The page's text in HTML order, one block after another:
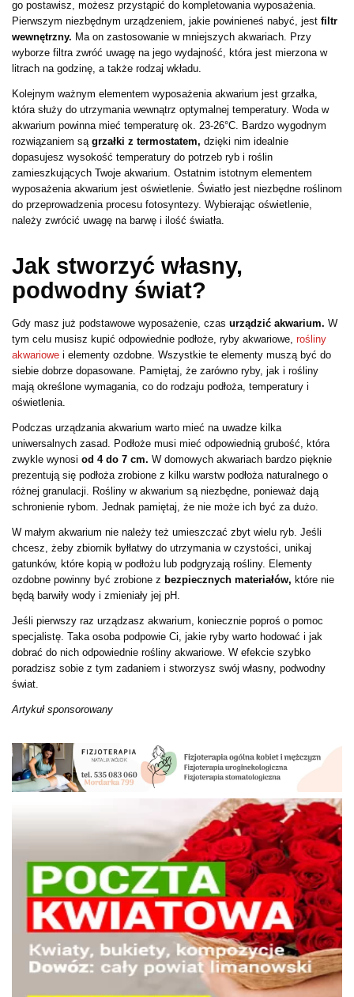
go postawisz, możesz przystąpić do kompletowania wyposażenia.
Pierwszym niezbędnym urządzeniem, jakie powinieneś nabyć, jest filtr
wewnętrzny. Ma on zastosowanie w mniejszych akwariach. Przy
wyborze filtra zwróć uwagę na jego wydajność, która jest mierzona w
litrach na godzinę, a także rodzaj wkładu.
Kolejnym ważnym elementem wyposażenia akwarium jest grzałka,
która służy do utrzymania wewnątrz optymalnej temperatury. Woda w
akwarium powinna mieć temperaturę ok. 23-26°C. Bardzo wygodnym
rozwiązaniem są grzałki z termostatem, dzięki nim idealnie
dopasujesz wysokość temperatury do potrzeb ryb i roślin
zamieszkujących Twoje akwarium. Ostatnim istotnym elementem
wyposażenia akwarium jest oświetlenie. Światło jest niezbędne roślinom
do przeprowadzenia procesu fotosyntezy. Wybierając oświetlenie,
należy zwrócić uwagę na barwę i ilość światła.
Jak stworzyć własny,
podwodny świat?
Gdy masz już podstawowe wyposażenie, czas urządzić akwarium. W
tym celu musisz kupić odpowiednie podłoże, ryby akwariowe, rośliny
akwariowe i elementy ozdobne. Wszystkie te elementy muszą być do
siebie dobrze dopasowane. Pamiętaj, że zarówno ryby, jak i rośliny
mają określone wymagania, co do rodzaju podłoża, temperatury i
oświetlenia.
Podczas urządzania akwarium warto mieć na uwadze kilka
uniwersalnych zasad. Podłoże musi mieć odpowiednią grubość, która
zwykle wynosi od 4 do 7 cm. W domowych akwariach bardzo pięknie
prezentują się podłoża zrobione z kilku warstw podłoża naturalnego o
różnej granulacji. Rośliny w akwarium są niezbędne, ponieważ dają
schronienie rybom. Jednak pamiętaj, że nie może ich być za dużo.
W małym akwarium nie należy też umieszczać zbyt wielu ryb. Jeśli
chcesz, żeby zbiornik byłłatwy do utrzymania w czystości, unikaj
gatunków, które kopią w podłożu lub podgryzają rośliny. Elementy
ozdobne powinny być zrobione z bezpiecznych materiałów, które nie
będą barwiły wody i zmieniały jej pH.
Jeśli pierwszy raz urządzasz akwarium, koniecznie poproś o pomoc
specjalistę. Taka osoba podpowie Ci, jakie ryby warto hodować i jak
dobrać do nich odpowiednie rośliny akwariowe. W efekcie szybko
poradzisz sobie z tym zadaniem i stworzysz swój własny, podwodny
świat.
Artykuł sponsorowany